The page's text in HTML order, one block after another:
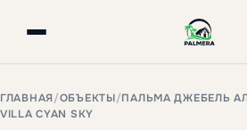
ГЛАВНАЯ/ОБЪЕКТЫ/ПАЛЬМА ДЖЕБЕЛЬ
VILLA CYAN SKY